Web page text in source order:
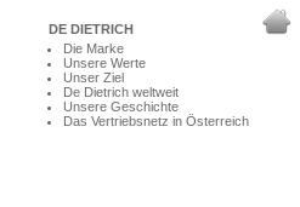
DE DIETRICH
Die Marke
Unsere Werte
Unser Ziel
De Dietrich weltweit
Unsere Geschichte
Das Vertriebsnetz in Österreich